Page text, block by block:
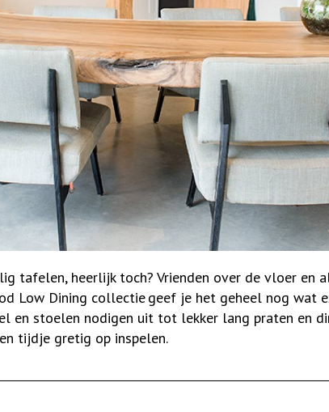
tafelen, heerlijk toch? Vrienden over de vloer en
Low Dining collectie geef je het geheel nog wat
en stoelen nodigen uit tot lekker lang praten en
tijdje gretig op inspelen.